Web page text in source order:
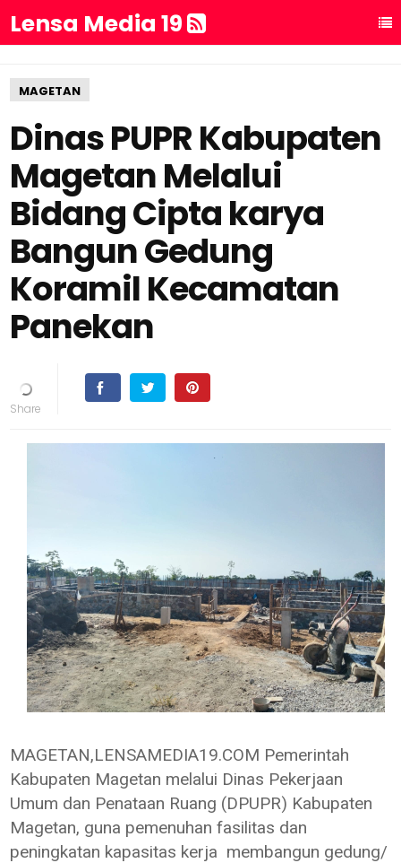
Lensa Media 19
MAGETAN
Dinas PUPR Kabupaten
Magetan Melalui
Bidang Cipta karya
Bangun Gedung
Koramil Kecamatan
Panekan
MAGETAN,LENSAMEDIA19.COM Pemerintah
Kabupaten Magetan melalui Dinas Pekerjaan
Umum dan Penataan Ruang (DPUPR) Kabupaten
Magetan, guna pemenuhan fasilitas dan
peningkatan kapasitas kerja membangun gedung/